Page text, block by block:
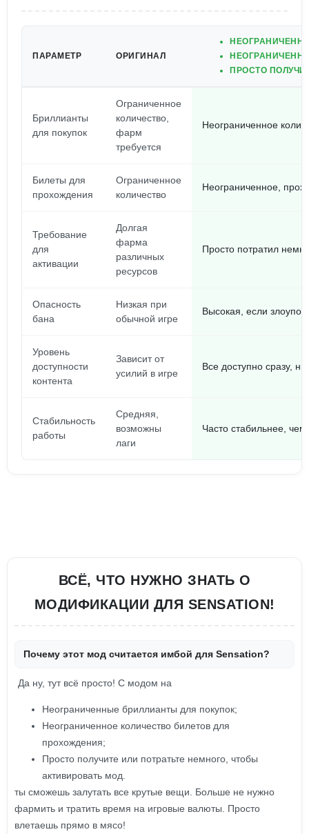
ПАРАМЕТР ОРИГИНАЛ
ПРОСТО
Бриллианты
для покупок
Ограниченное
количество,
фарм
требуется
Неограниченное
Билеты для
прохождения
Ограниченное
количество
Неограниченное,
Требование
для
активации
Долгая
фарма
различных
ресурсов
Просто потратил
Опасность
бана
Низкая при
обычной игре
Высокая, если
Уровень
доступности
контента
Зависит от
усилий в игре
Все доступно сразу,
Стабильность
работы
Средняя,
возможны
лаги
Часто стабильнее, чем
ВСЁ, ЧТО НУЖНО ЗНАТЬ О
МОДИФИКАЦИИ ДЛЯ SENSATION!
Почему этот мод считается имбой для Sensation?
Да ну, тут всё просто! С модом на
Неограниченные бриллианты для покупок;
Неограниченное количество билетов для
прохождения;
Просто получите или потратьте немного, чтобы
активировать мод.
ты сможешь залутать все крутые вещи. Больше не нужно
фармить и тратить время на игровые валюты. Просто
влетаешь прямо в мясо!